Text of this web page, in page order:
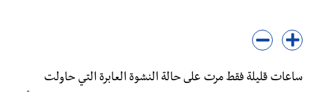
ساعات قليلة فقط مرت على حالة النشوة العابرة التي حاولت